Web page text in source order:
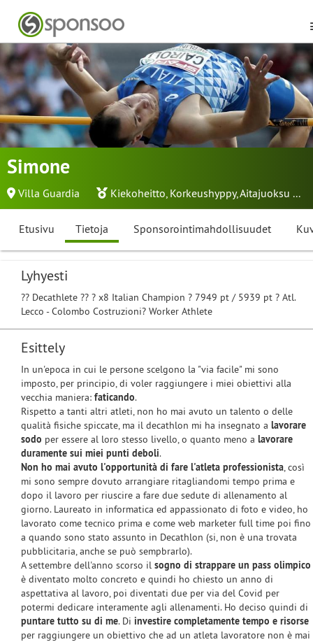
Simone
Villa Guardia Kiekoheitto, Korkeushyppy,Aitajuoksu ...
Etusivu Tietoja Sponsorointimahdollisuudet
Lyhyesti
?? Decathlete ?? ? x8 Italian Champion ? 7949 pt / 5939 pt ? Atl.
Lecco - Colombo Costruzioni? Worker Athlete
Esittely
In un'epoca in cui le persone scelgono la "via facile" mi sono
imposto, per principio, di voler raggiungere i miei obiettivi alla
vecchia maniera: faticando.
Rispetto a tanti altri atleti, non ho mai avuto un talento o delle
qualità fisiche spiccate, ma il decathlon mi ha insegnato a lavorare
sodo per essere al loro stesso livello, o quanto meno a lavorare
duramente sui miei punti deboli.
Non ho mai avuto l'opportunità di fare l'atleta professionista, così
mi sono sempre dovuto arrangiare ritagliandomi tempo prima e
dopo il lavoro per riuscire a fare due sedute di allenamento al
giorno. Laureato in informatica ed appassionato di foto e video, ho
lavorato come tecnico prima e come web marketer full time poi fino
a quando sono stato assunto in Decathlon (si, non è una trovata
pubblicitaria, anche se può sempbrarlo).
A settembre dell'anno scorso il sogno di strappare un pass olimpico
è diventato molto concreto e quindi ho chiesto un anno di
aspettativa al lavoro, poi diventati due per via del Covid per
potermi dedicare interamente agli allenamenti. Ho deciso quindi di
puntare tutto su di me. Di investire completamente tempo e risorse
per raggiungere un obiettivo che ad un atleta lavoratore non è mai